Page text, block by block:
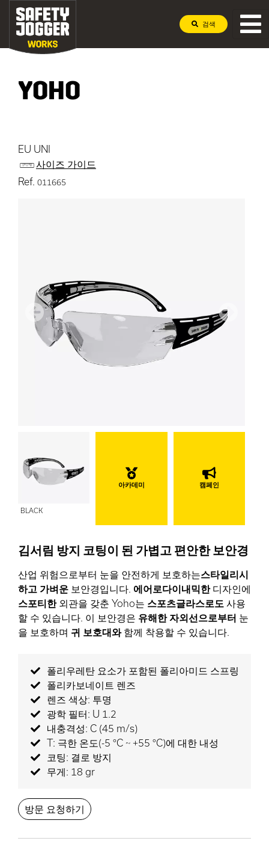
검색
YOHO
EU UNI
사이즈 가이드
Ref. 011665
이전 다음
BLACK
아카데미 캠페인
김서림 방지 코팅이 된 가볍고 편안한 보안경
산업 위험으로부터 눈을 안전하게 보호하는스타일리시
하고 가벼운 보안경입니다. 에어로다이내믹한디자인에
스포티한외관을 갖춘 Yoho는 스포츠글라스로도 사용
할 수 있습니다. 이 보안경은 유해한 자외선으로부터 눈
을 보호하며 귀 보호대와함께 착용할 수 있습니다.
폴리우레탄 요소가 포함된 폴리아미드 스프링
폴리카보네이트 렌즈
렌즈 색상: 투명
광학 필터: U 1.2
내충격성: C (45 m/s)
T: 극한 온도(-5 °C ~ +55 °C)에 대한 내성
코팅: 결로 방지
무게: 18 gr
방문 요청하기